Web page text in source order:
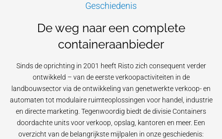
Geschiedenis
De weg naar een complete
containeraanbieder
Sinds de oprichting in 2001 heeft Risto zich consequent verder
ontwikkeld – van de eerste verkoopactiviteiten in de
landbouwsector via de ontwikkeling van genetwerkte verkoop- en
automaten tot modulaire ruimteoplossingen voor handel, industrie
en directe marketing. Tegenwoordig biedt de divisie Containers
doordachte units voor verkoop, opslag, kantoren en meer. Een
overzicht van de belangrijkste mijlpalen in onze geschiedenis: